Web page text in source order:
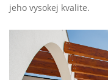
jeho vysokej kvalite.